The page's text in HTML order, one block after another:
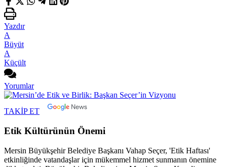
Yazdır
A
Büyüt
A
Küçült
Yorumlar
TAKİP ET
Etik Kültürünün Önemi
Mersin Büyükşehir Belediye Başkanı Vahap Seçer, 'Etik Haftası'
etkinliğinde vatandaşlar için mükemmel hizmet sunmanın önemine